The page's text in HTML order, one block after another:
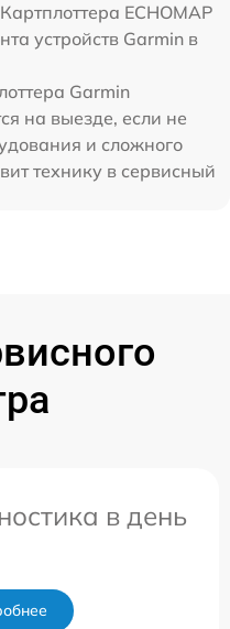
ECHOMAP
устройств Garmin в
Garmin
на выезде, если не
и сложного
технику в сервисный
в день